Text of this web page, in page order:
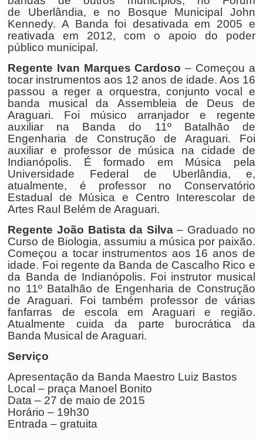
de Uberlândia, e no Bosque Municipal John
Kennedy. A Banda foi desativada em 2005 e
reativada em 2012, com o apoio do poder
público municipal.
Regente Ivan Marques Cardoso – Começou a
tocar instrumentos aos 12 anos de idade. Aos 16
passou a reger a orquestra, conjunto vocal e
banda musical da Assembleia de Deus de
Araguari. Foi músico arranjador e regente
auxiliar na Banda do 11º Batalhão de
Engenharia de Construção de Araguari. Foi
auxiliar e professor de música na cidade de
Indianópolis. É formado em Música pela
Universidade Federal de Uberlândia, e,
atualmente, é professor no Conservatório
Estadual de Música e Centro Interescolar de
Artes Raul Belém de Araguari.
Regente João Batista da Silva– Graduado no
Curso de Biologia, assumiu a música por paixão.
Começou a tocar instrumentos aos 16 anos de
idade. Foi regente da Banda de Cascalho Rico e
da Banda de Indianópolis. Foi instrutor musical
no 11º Batalhão de Engenharia de Construção
de Araguari. Foi também professor de várias
fanfarras de escola em Araguari e região.
Atualmente cuida da parte burocrática da
Banda Musical de Araguari.
Serviço
Apresentação da Banda Maestro Luiz Bastos
Local – praça Manoel Bonito
Data – 27 de maio de 2015
Horário – 19h30
Entrada –gratuita